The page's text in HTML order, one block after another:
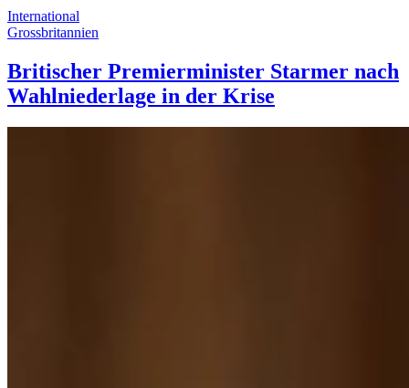
International
Grossbritannien
Britischer Premierminister Starmer nach
Wahlniederlage in der Krise